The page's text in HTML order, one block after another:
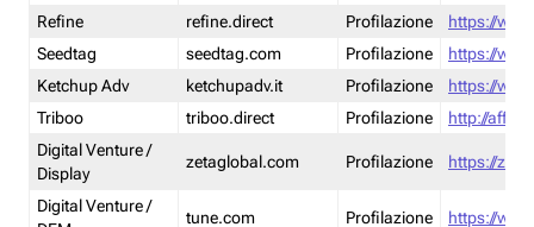
Refine
refine.direct Profilazione
https://
Seedtag
seedtag.com Profilazione
https://
Ketchup Adv
ketchupadv.it Profilazione
https://
Triboo
triboo.direct Profilazione
http://
Digital Venture /
Display
zetaglobal.com Profilazione https://
Digital Venture /
tune.com Profilazione https://